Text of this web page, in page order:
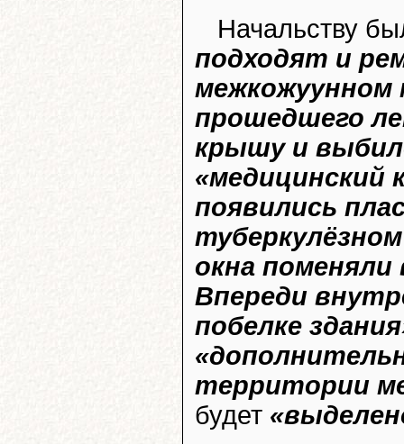
Начальству
подходят и
межкожуунном
прошедшего
крышу и
«медицинский
появились
окна
Впереди
побелке
территории
будет